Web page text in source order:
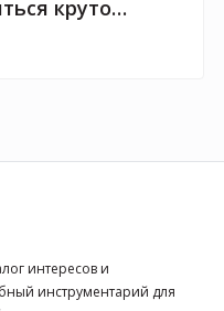
круто
интересов и
инструментарий для